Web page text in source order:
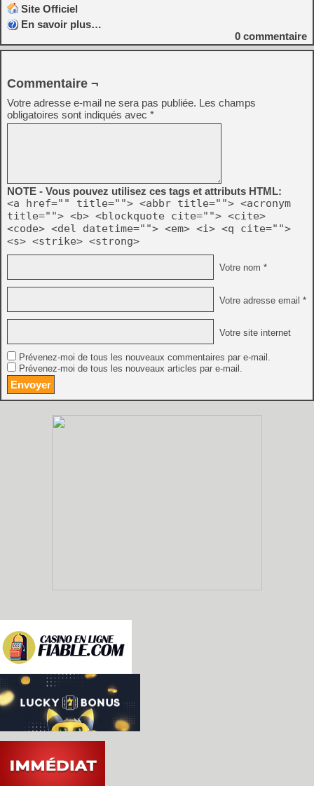
Site Officiel
En savoir plus…
0 commentaire
Commentaire ¬
Votre adresse e-mail ne sera pas publiée. Les champs
obligatoires sont indiqués avec *
NOTE - Vous pouvez utilisez ces tags et attributs HTML:
<a href="" title=""> <abbr title=""> <acronym
title=""> <b> <blockquote cite=""> <cite>
<code> <del datetime=""> <em> <i> <q cite="">
<s> <strike> <strong>
Votre nom *
Votre adresse email *
Votre site internet
Prévenez-moi de tous les nouveaux commentaires par e-mail.
Prévenez-moi de tous les nouveaux articles par e-mail.